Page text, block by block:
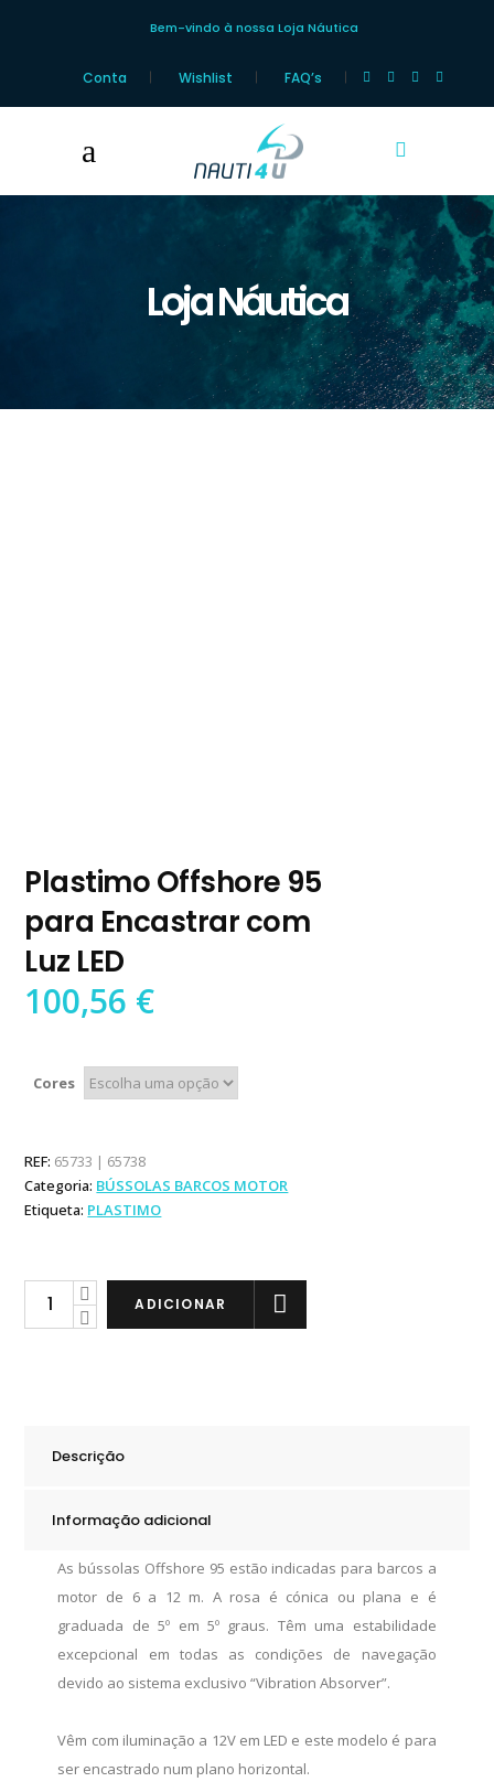
Bem-vindo à nossa Loja Náutica
Conta Wishlist FAQ’s
Loja Náutica
Plastimo Offshore 95
para Encastrar com
Luz LED
100,56 €
Cores
REF: 65733 | 65738
Categoria: BÚSSOLAS BARCOS MOTOR
Etiqueta: PLASTIMO
Plastimo
Offshore
quantity
ADICIONAR
Descrição
Informação adicional
As bússolas Offshore 95 estão indicadas para barcos a
motor de 6 a 12 m. A rosa é cónica ou plana e é
graduada de 5º em 5º graus. Têm uma estabilidade
excepcional em todas as condições de navegação
devido ao sistema exclusivo “Vibration Absorver”.
Vêm com iluminação a 12V em LED e este modelo é para
ser encastrado num plano horizontal.